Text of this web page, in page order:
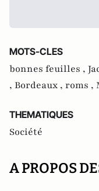
MOTS-CLES
bonnes feuilles ,
, Bordeaux , roms ,
THEMATIQUES
Société
A PROPOS